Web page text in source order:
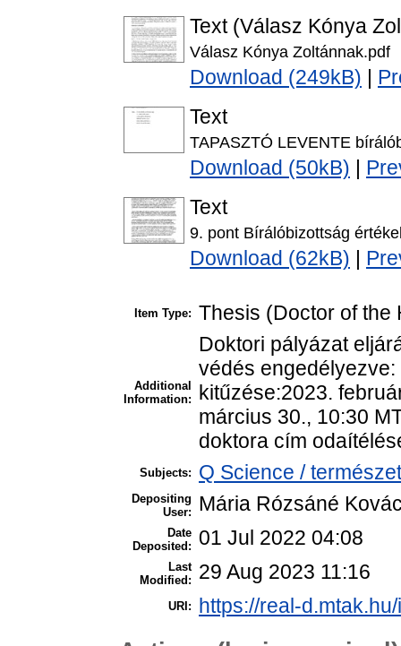
Text (Válasz Kónya
Válasz Kónya Zoltánnak.pdf
Download (249kB)
Text
TAPASZTÓ LEVENTE
Download (50kB)
Text
9. pont Bírálóbizottság
Download (62kB)
Item Type: Thesis (Doctor of the
Additional
Information:
Doktori pályázat
védés
kitűzése:2023.
március 30., 10:30
doktora cím
Subjects: Q Science /
Depositing
User:
Mária Rózsáné
Date
Deposited:
01 Jul 2022 04:08
Last
Modified:
29 Aug 2023 11:16
URI: https://real-